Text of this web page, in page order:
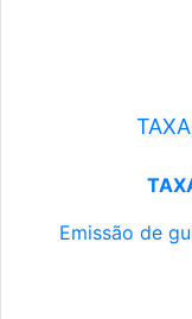
Emissão de